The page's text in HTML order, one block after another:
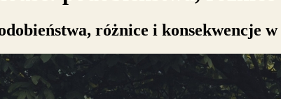
różnice i konsekwencje